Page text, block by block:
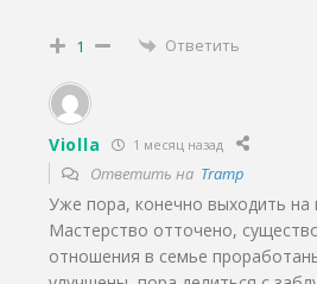
1 Ответить
Violla 1 месяц назад
Ответить на Tramp
Уже пора, конечно выходить
Мастерство отточено,
отношения в семье